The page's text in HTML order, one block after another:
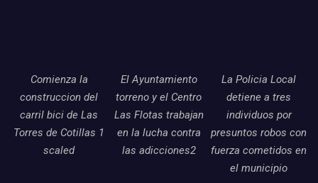
Comienza la
construccion del
carril bici de Las
Torres de Cotillas 1
scaled
El Ayuntamiento
torreno y el Centro
Las Flotas trabajan
en la lucha contra
las adicciones2
La Policia Local
detiene a tres
individuos por
presuntos robos con
fuerza cometidos en
el municipio